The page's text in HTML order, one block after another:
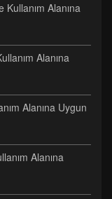
Alanına
Alanına
Alanına Uygun
Alanına